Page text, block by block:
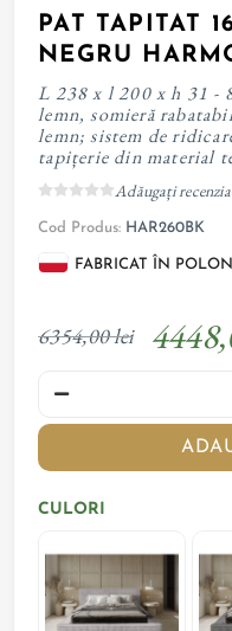
PAT TAPITAT
NEGRU
L 238 x l 200 x h 31 -
lemn, somieră
lemn; sistem de
tapițerie din material
Adăugați
Cod Produs: HAR260BK
FABRICAT ÎN
6354,00 lei
CULORI